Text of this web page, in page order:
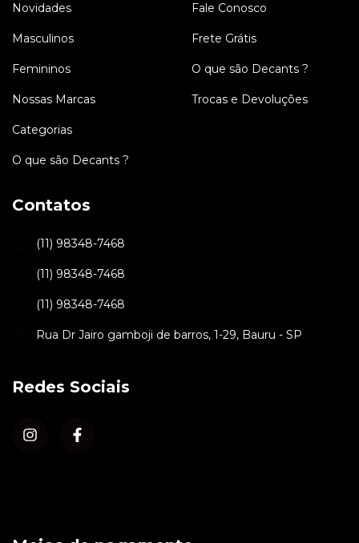
Novidades
Masculinos
Femininos
Nossas Marcas
Categorias
O que são Decants ?
Fale Conosco
Frete Grátis
O que são Decants ?
Trocas e Devoluções
Contatos
(11) 98348-7468
(11) 98348-7468
(11) 98348-7468
Rua Dr Jairo gamboji de barros, 1-29, Bauru - SP
Redes Sociais